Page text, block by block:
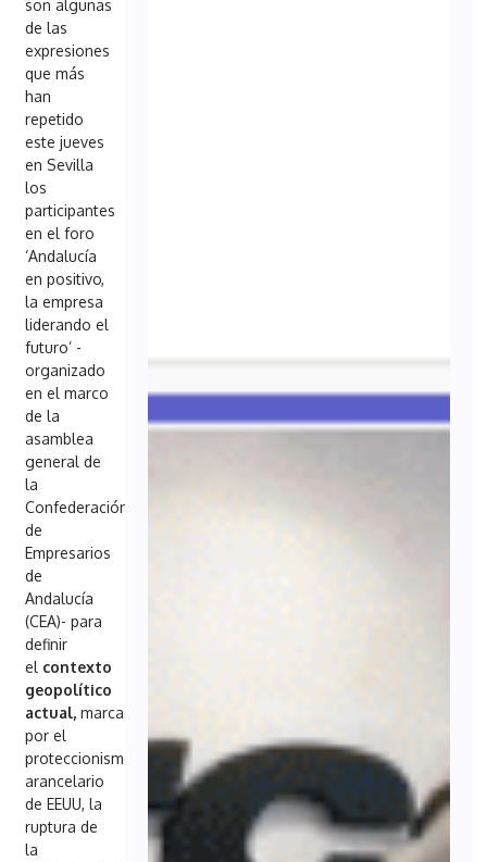
son algunas
de las
expresiones
que más
han
repetido
este jueves
en Sevilla
los
participantes
en el foro
‘Andalucía
en positivo,
la empresa
liderando el
futuro’ -
organizado
en el marco
de la
asamblea
general de
la
Confederación
de
Empresarios
de
Andalucía
(CEA)- para
definir
el contexto
geopolítico
actual,marcado
por el
proteccionismo
arancelario
de EEUU, la
ruptura de
la